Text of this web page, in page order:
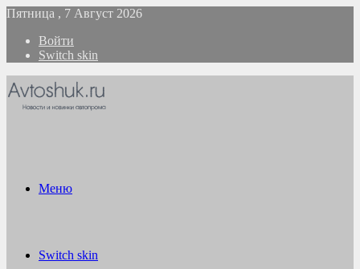
Пятница , 7 Август 2026
Войти
Switch skin
Меню
Switch skin